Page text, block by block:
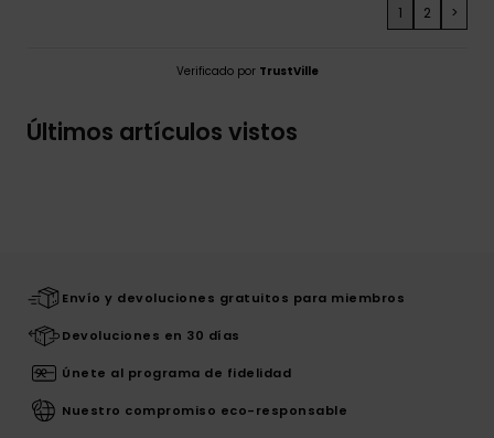
1 2 >
Verificado por TrustVille
Últimos artículos vistos
Envío y devoluciones gratuitos para miembros
Devoluciones en 30 días
Únete al programa de fidelidad
Nuestro compromiso eco-responsable